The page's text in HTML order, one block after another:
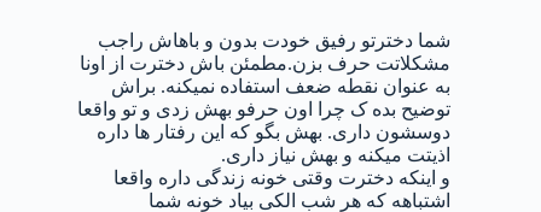
شما دخترتو رفیق خودت بدون و باهاش راجب
مشکلاتت حرف بزن.مطمئن باش دخترت از اونا
به عنوان نقطه ضعف استفاده نمیکنه. براش
توضیح بده ک چرا اون حرفو بهش زدی و تو واقعا
دوسشون داری. بهش بگو که این رفتار ها داره
اذیتت میکنه و بهش نیاز داری.
و اینکه دخترت وقتی خونه زندگی داره واقعا
اشتباهه که هر شب الکی بیاد خونه شما